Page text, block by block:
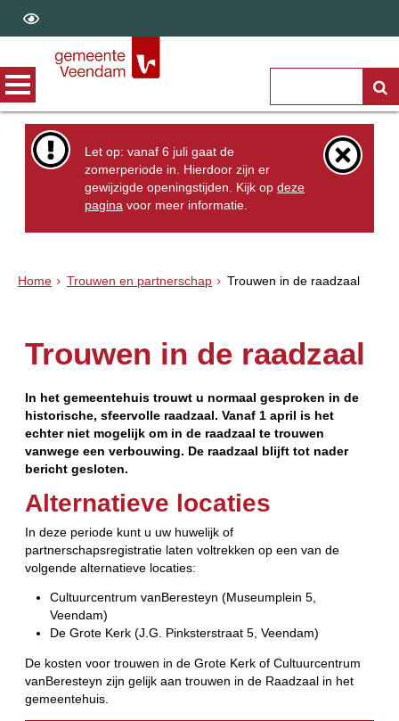
Let op: vanaf 6 juli gaat de
zomerperiode in. Hierdoor zijn er
gewijzigde openingstijden. Kijk opdeze
pagina voor meer informatie.
Home Trouwen en partnerschap Trouwen in de raadzaal
Trouwen in de raadzaal
In het gemeentehuis trouwt u normaal gesproken in de
historische, sfeervolle raadzaal. Vanaf 1 april is het
echter niet mogelijk om in de raadzaal te trouwen
vanwege een verbouwing. De raadzaal blijft tot nader
bericht gesloten.
Alternatieve locaties
In deze periode kunt u uw huwelijk of
partnerschapsregistratie laten voltrekken op een van de
volgende alternatieve locaties:
Cultuurcentrum vanBeresteyn (Museumplein 5,
Veendam)
De Grote Kerk (J.G. Pinksterstraat 5, Veendam)
De kosten voor trouwen in de Grote Kerk of Cultuurcentrum
vanBeresteyn zijn gelijk aan trouwen in de Raadzaal in het
gemeentehuis.